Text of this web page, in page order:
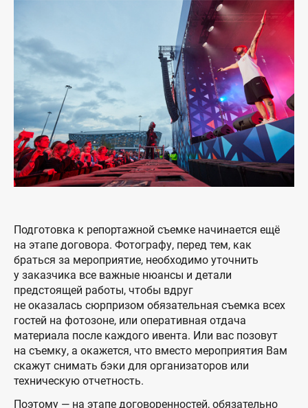
Подготовка к репортажной съемке начинается ещё
на этапе договора. Фотографу, перед тем, как
браться за мероприятие, необходимо уточнить
у заказчика все важные нюансы и детали
предстоящей работы, чтобы вдруг
не оказалась сюрпризом обязательная съемка всех
гостей на фотозоне, или оперативная отдача
материала после каждого ивента. Или вас позовут
на съемку, а окажется, что вместо мероприятия Вам
скажут снимать бэки для организаторов или
техническую отчетность.
Поэтому — на этапе договоренностей, обязательно